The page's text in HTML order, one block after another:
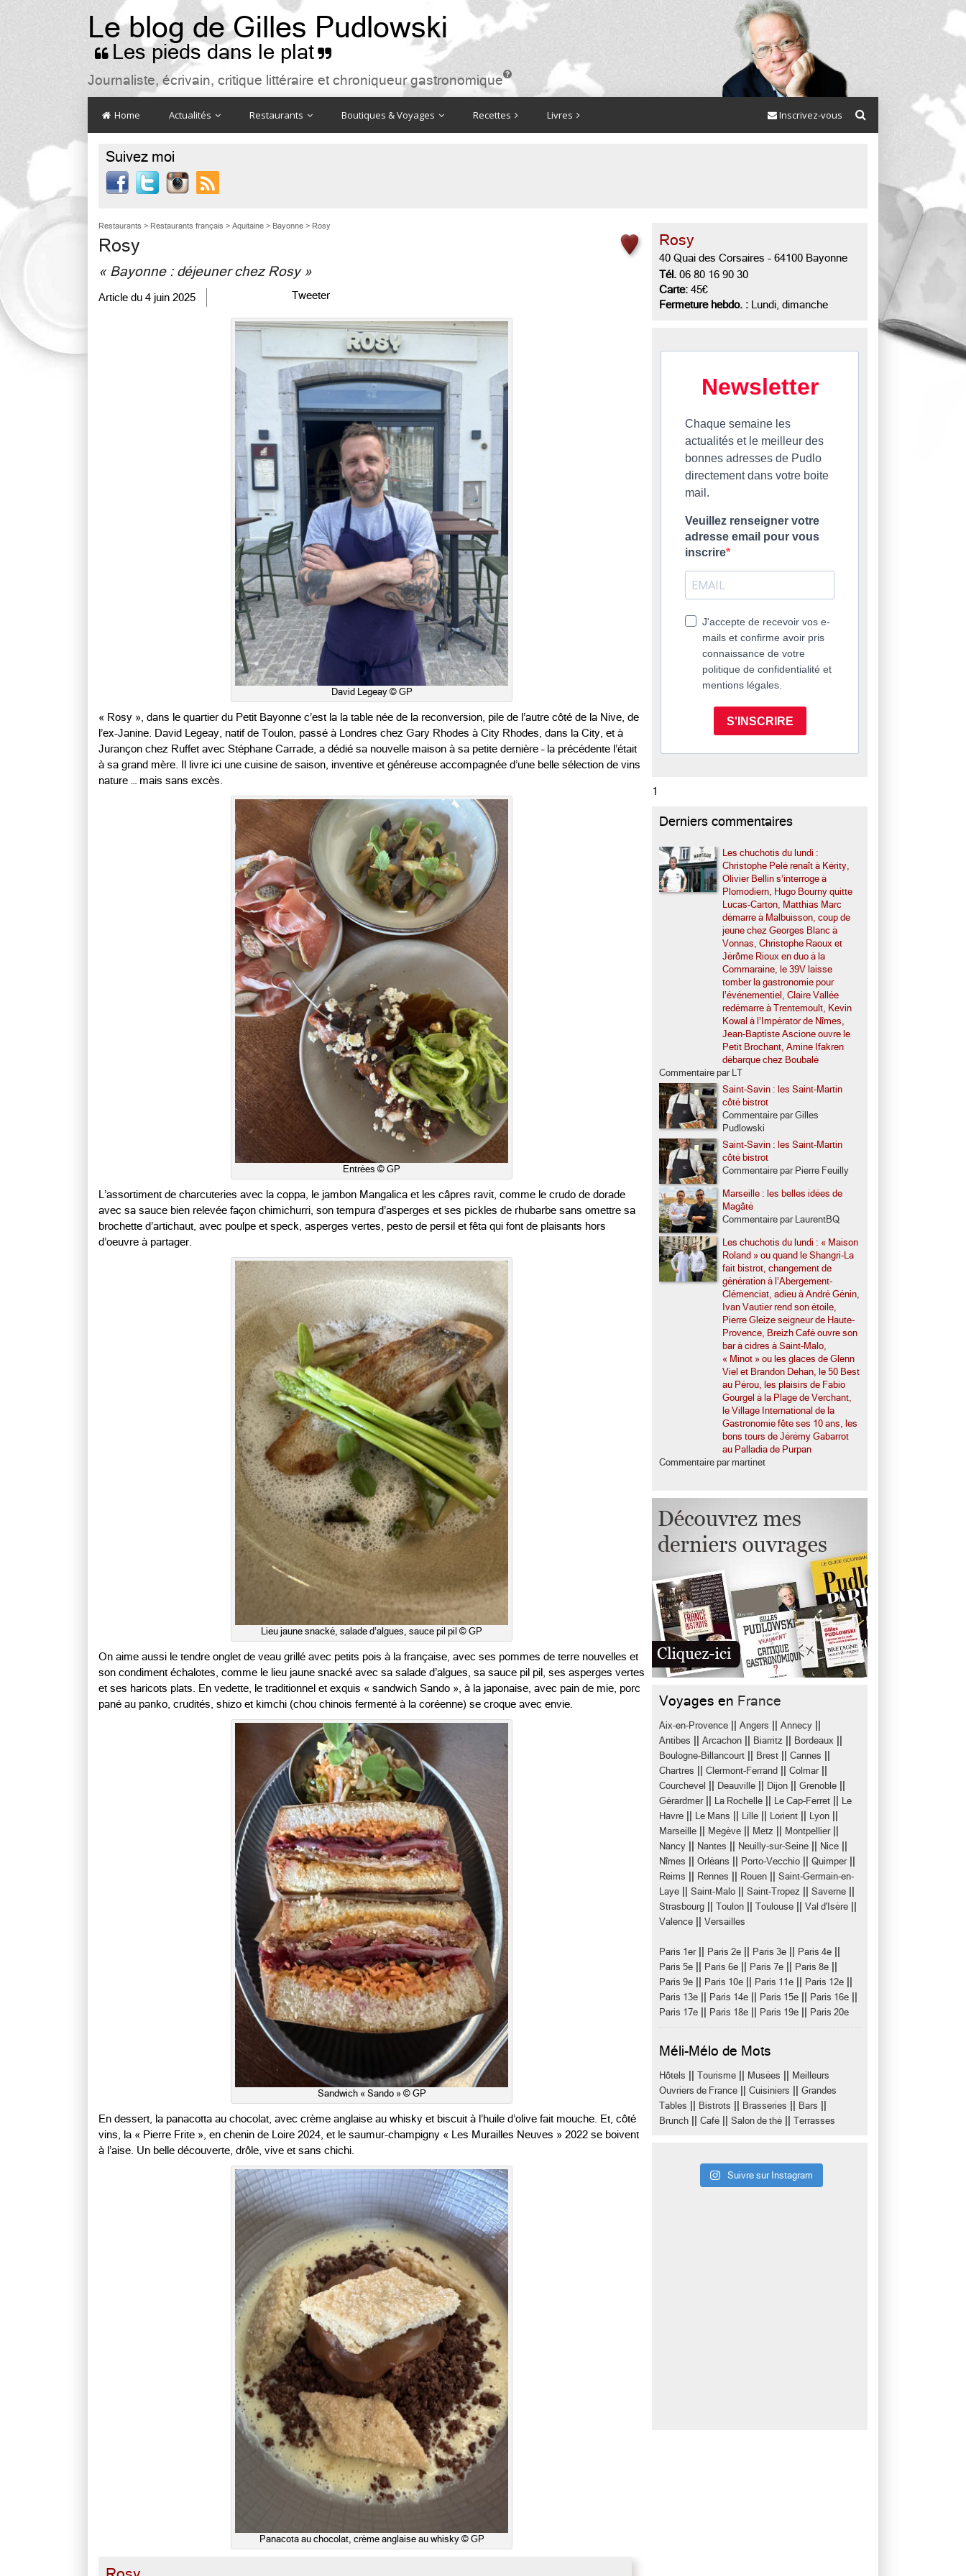
Le blog de Gilles Pudlowski
 Les pieds dans le plat 
Journaliste, écrivain, critique littéraire et chroniqueur gastronomique

Home Actualités Restaurants Boutiques & Voyages Recettes Livres Inscrivez-vous
Suivez moi

Restaurants > Restaurants français > Aquitaine > Bayonne > Rosy
Rosy
« Bayonne : déjeuner chez Rosy »
Article du 4 juin 2025 Tweeter
David Legeay © GP
« Rosy », dans le quartier du Petit Bayonne c’est la la table née de la reconversion, pile de l’autre côté de la Nive, de
l’ex-Janine. David Legeay, natif de Toulon, passé à Londres chez Gary Rhodes à City Rhodes, dans la City, et à
Jurançon chez Ruffet avec Stéphane Carrade, a dédié sa nouvelle maison à sa petite dernière – la précédente l’était
à sa grand mère. Il livre ici une cuisine de saison, inventive et généreuse accompagnée d’une belle sélection de vins
nature … mais sans excès.
Entrées © GP
L’assortiment de charcuteries avec la coppa, le jambon Mangalica et les câpres ravit, comme le crudo de dorade
avec sa sauce bien relevée façon chimichurri, son tempura d’asperges et ses pickles de rhubarbe sans omettre sa
brochette d’artichaut, avec poulpe et speck, asperges vertes, pesto de persil et fêta qui font de plaisants hors
d’oeuvre à partager.
Lieu jaune snacké, salade d’algues, sauce pil pil © GP
On aime aussi le tendre onglet de veau grillé avec petits pois à la française, avec ses pommes de terre nouvelles et
son condiment échalotes, comme le lieu jaune snacké avec sa salade d’algues, sa sauce pil pil, ses asperges vertes
et ses haricots plats. En vedette, le traditionnel et exquis « sandwich Sando », à la japonaise, avec pain de mie, porc
pané au panko, crudités, shizo et kimchi (chou chinois fermenté à la coréenne) se croque avec envie.
Sandwich « Sando » © GP
En dessert, la panacotta au chocolat, avec crème anglaise au whisky et biscuit à l’huile d’olive fait mouche. Et, côté
vins, la « Pierre Frite », en chenin de Loire 2024, et le saumur-champigny « Les Murailles Neuves » 2022 se boivent
à l’aise. Un belle découverte, drôle, vive et sans chichi.
Panacota au chocolat, crème anglaise au whisky © GP
Rosy
40 Quai des Corsaires - 64100 Bayonne
Tél. 06 80 16 90 30
Carte: 45€
Fermeture hebdo. : Lundi, dimanche
Newsletter
Chaque semaine les
actualités et le meilleur des
bonnes adresses de Pudlo
directement dans votre boite
mail.
Veuillez renseigner votre
adresse email pour vous
inscrire
J'accepte de recevoir vos e-
mails et confirme avoir pris
connaissance de votre
politique de confidentialité et
mentions légales.
S'INSCRIRE
1
Derniers commentaires
Les chuchotis du lundi :
Christophe Pelé renaît à Kérity,
Olivier Bellin s’interroge à
Plomodiern, Hugo Bourny quitte
Lucas-Carton, Matthias Marc
démarre à Malbuisson, coup de
jeune chez Georges Blanc à
Vonnas, Christophe Raoux et
Jérôme Rioux en duo à la
Commaraine, le 39V laisse
tomber la gastronomie pour
l’événementiel, Claire Vallée
redémarre à Trentemoult, Kevin
Kowal à l’Impérator de Nîmes,
Jean-Baptiste Ascione ouvre le
Petit Brochant, Amine Ifakren
débarque chez Boubalé
Commentaire par LT
Saint-Savin : les Saint-Martin
côté bistrot
Commentaire par Gilles
Pudlowski
Saint-Savin : les Saint-Martin
côté bistrot
Commentaire par Pierre Feuilly
Marseille : les belles idées de
Magâté
Commentaire par LaurentBQ
Les chuchotis du lundi : « Maison
Roland » ou quand le Shangri-La
fait bistrot, changement de
génération à l’Abergement-
Clémenciat, adieu à André Génin,
Ivan Vautier rend son étoile,
Pierre Gleize seigneur de Haute-
Provence, Breizh Café ouvre son
bar à cidres à Saint-Malo,
« Minot » ou les glaces de Glenn
Viel et Brandon Dehan, le 50 Best
au Pérou, les plaisirs de Fabio
Gourgel à la Plage de Verchant,
le Village International de la
Gastronomie fête ses 10 ans, les
bons tours de Jérémy Gabarrot
au Palladia de Purpan
Commentaire par martinet
Voyages en France
Aix-en-Provence Angers Annecy
Antibes Arcachon Biarritz Bordeaux
Boulogne-Billancourt Brest Cannes
Chartres Clermont-Ferrand Colmar||
Courchevel Deauville Dijon Grenoble
Gérardmer|| La Rochelle Le Cap-Ferret
Le
Havre
Le Mans Lille Lorient Lyon
Marseille Megève Metz Montpellier||
Nancy Nantes Neuilly-sur-Seine Nice
Nîmes Orléans Porto-Vecchio Quimper||
Reims Rennes Rouen
Saint-Germain-en-
Laye
Saint-Malo Saint-Tropez Saverne
Strasbourg Toulon Toulouse Val d'Isère
Valence Versailles
Paris 1er|| Paris 2e Paris 3e Paris 4e
Paris 5e Paris 6e Paris 7e Paris 8e
Paris 9e Paris 10e Paris 11e Paris 12e
Paris 13e Paris 14e Paris 15e Paris 16e
Paris 17e Paris 18e Paris 19e Paris 20e
Méli-Mélo de Mots
Hôtels Tourisme Musées
Meilleurs
Ouvriers de France
Cuisiniers
Grandes
Tables
Bistrots Brasseries Bars
Brunch Café Salon de thé Terrasses
Suivre sur Instagram